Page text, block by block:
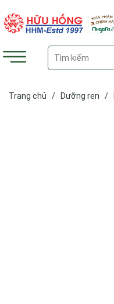
Trang chủ / Dưỡng ren /